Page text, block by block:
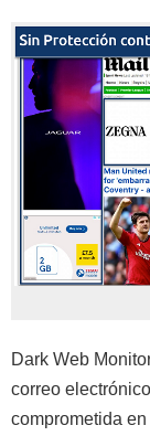
Dark Web
correo
comprometida